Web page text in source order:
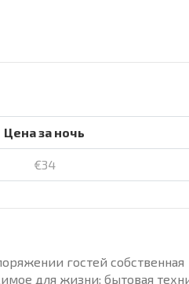
Цена за ночь
€34
гостей собственная
для жизни: бытовая